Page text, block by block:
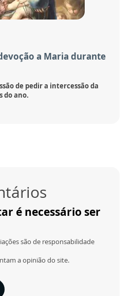
a Maria durante
de pedir a intercessão da
do ano.
é necessário ser
são de responsabilidade
a opinião do site.